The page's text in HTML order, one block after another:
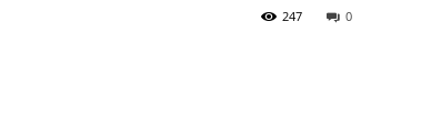
0
247